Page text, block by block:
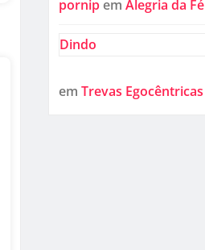
pornip em Alegria da Fé
Dindo
em Trevas Egocêntricas